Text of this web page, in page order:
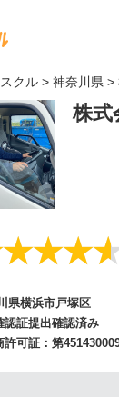
クル > 神奈川県 >
株式
県横浜市戸塚区
認証提出確認済み
可証： 第